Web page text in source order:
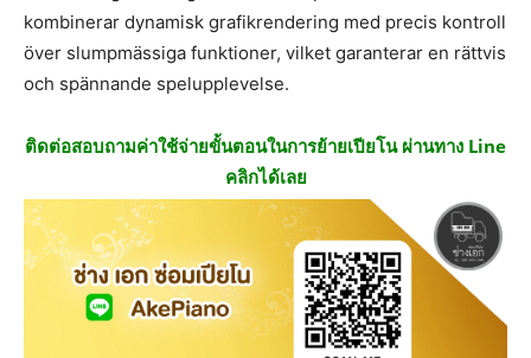
kombinerar dynamisk grafikrendering med precis kontroll
över slumpmässiga funktioner, vilket garanterar en rättvis
och spännande spelupplevelse.
ติดต่อสอบถามค่าใช้จ่ายขั้นตอนในการย้ายเปียโน ผ่านทาง Line
คลิกได้เลย